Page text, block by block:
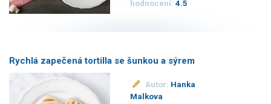
hodnocení:4.5
Rychlá zapečená tortilla se šunkou a sýrem
Autor: Hanka
Malkova